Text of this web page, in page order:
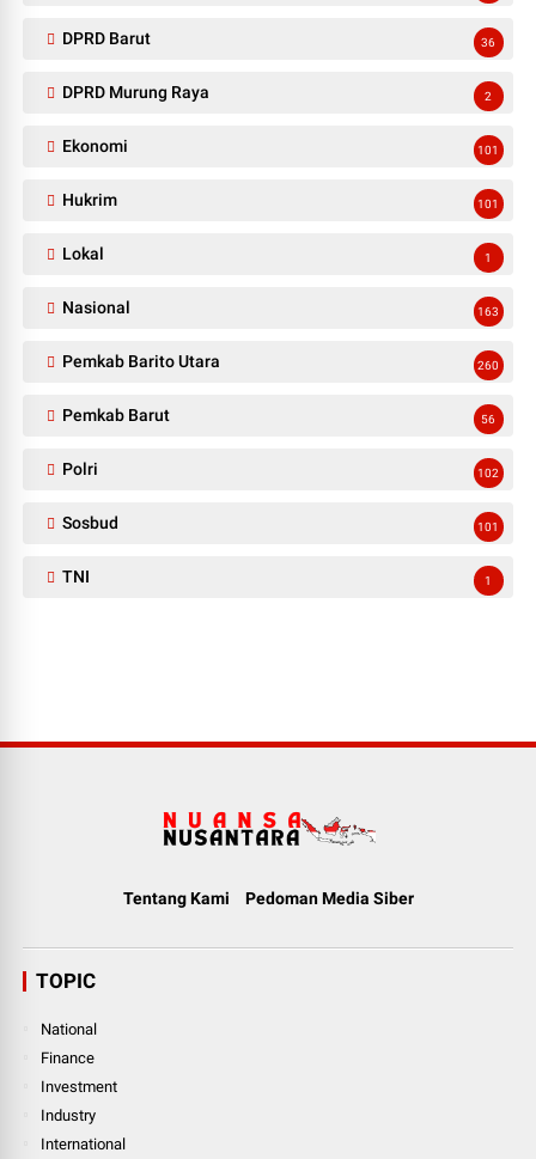
DPRD Barut 36
DPRD Murung Raya 2
Ekonomi 101
Hukrim 101
Lokal 1
Nasional 163
Pemkab Barito Utara 260
Pemkab Barut 56
Polri 102
Sosbud 101
TNI 1
Tentang Kami Pedoman Media Siber
TOPIC
National
Finance
Investment
Industry
International